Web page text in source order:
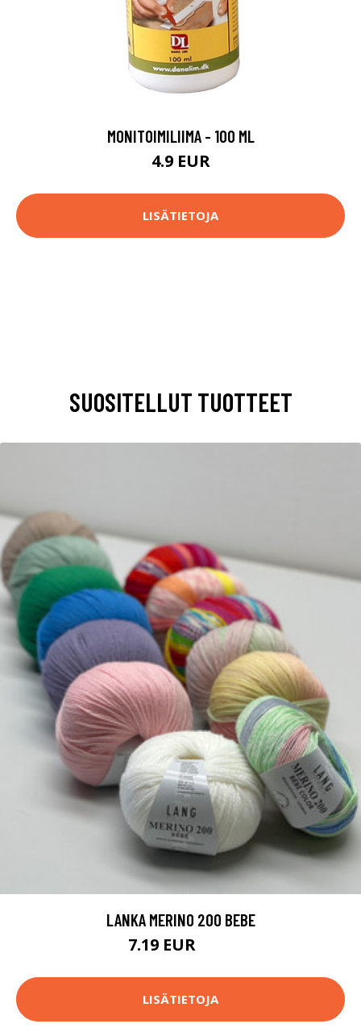
MONITOIMILIIMA - 100 ML
4.9 EUR
LISÄTIETOJA
SUOSITELLUT TUOTTEET
LANKA MERINO 200 BEBE
7.19 EUR
LISÄTIETOJA